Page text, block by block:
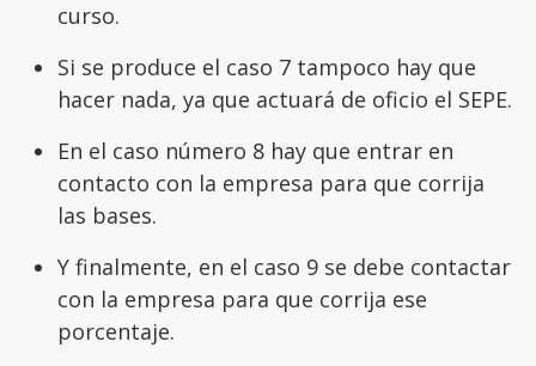
curso.
Si se produce el caso 7 tampoco hay que
hacer nada, ya que actuará de oficio el SEPE.
En el caso número 8 hay que entrar en
contacto con la empresa para que corrija
las bases.
Y finalmente, en el caso 9 se debe contactar
con la empresa para que corrija ese
porcentaje.